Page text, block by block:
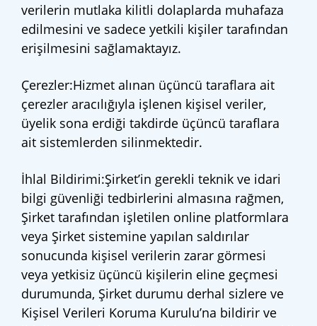
verilerin mutlaka kilitli dolaplarda muhafaza
edilmesini ve sadece yetkili kişiler tarafından
erişilmesini sağlamaktayız.
Çerezler:Hizmet alınan üçüncü taraflara ait
çerezler aracılığıyla işlenen kişisel veriler,
üyelik sona erdiği takdirde üçüncü taraflara
ait sistemlerden silinmektedir.
İhlal Bildirimi:Şirket’in gerekli teknik ve idari
bilgi güvenliği tedbirlerini almasına rağmen,
Şirket tarafından işletilen online platformlara
veya Şirket sistemine yapılan saldırılar
sonucunda kişisel verilerin zarar görmesi
veya yetkisiz üçüncü kişilerin eline geçmesi
durumunda, Şirket durumu derhal sizlere ve
Kişisel Verileri Koruma Kurulu’na bildirir ve